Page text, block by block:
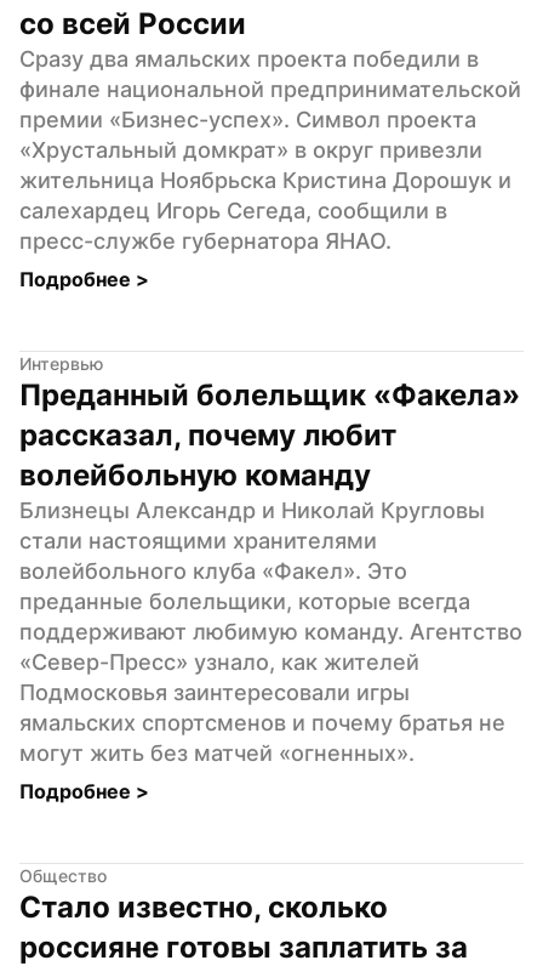
со всей России
Сразу два ямальских проекта победили в
финале национальной предпринимательской
премии «Бизнес-успех». Символ проекта
«Хрустальный домкрат» в округ привезли
жительница Ноябрьска Кристина Дорошук и
салехардец Игорь Сегеда, сообщили в
пресс-службе губернатора ЯНАО.
Подробнее >
Интервью
Преданный болельщик «Факела»
рассказал, почему любит
волейбольную команду
Близнецы Александр и Николай Кругловы
стали настоящими хранителями
волейбольного клуба «Факел». Это
преданные болельщики, которые всегда
поддерживают любимую команду. Агентство
«Север-Пресс» узнало, как жителей
Подмосковья заинтересовали игры
ямальских спортсменов и почему братья не
могут жить без матчей «огненных».
Подробнее >
Общество
Стало известно, сколько
россияне готовы заплатить за